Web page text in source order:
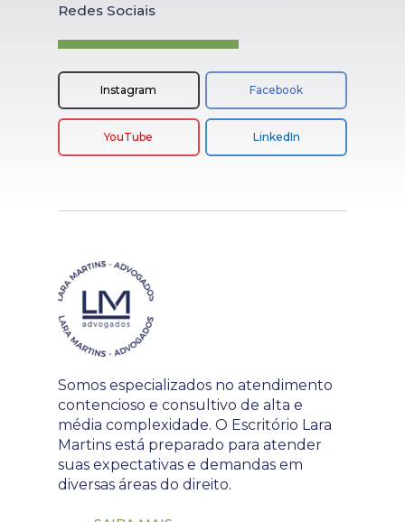
Redes Sociais
Instagram Facebook
YouTube LinkedIn
Somos especializados no atendimento
contencioso e consultivo de alta e
média complexidade. O Escritório Lara
Martins está preparado para atender
suas expectativas e demandas em
diversas áreas do direito.